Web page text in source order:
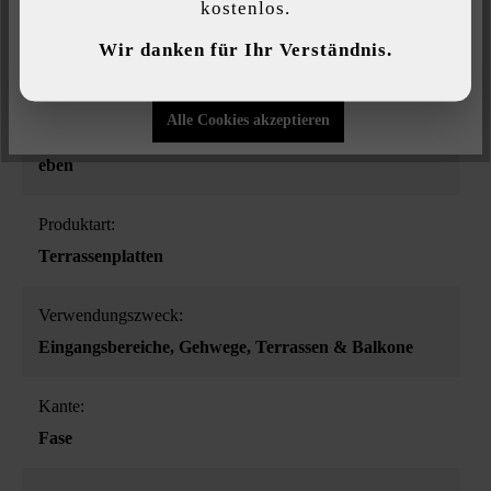
eben
Produktart:
Terrassenplatten
Verwendungszweck:
Eingangsbereiche, Gehwege, Terrassen & Balkone
Kante:
Fase
Individuelle Einstellungen
Alle Cookies akzeptieren
kostenlos.
Wir danken für Ihr Verständnis.